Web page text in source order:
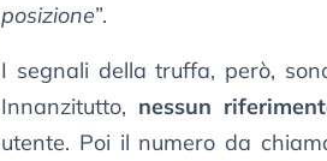
posizione”.
I segnali della truffa, però,
Innanzitutto, nessun
utente. Poi il numero da